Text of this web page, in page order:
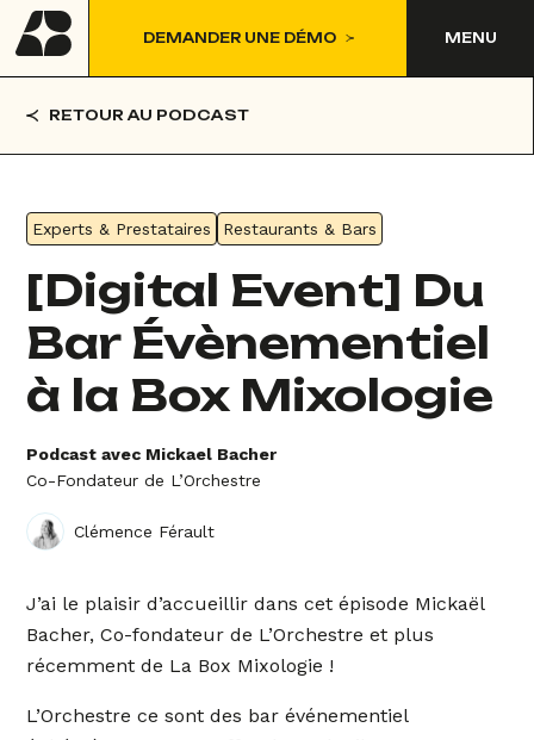
DEMANDER UNE DÉMO MENU
RETOUR AU PODCAST
Experts & Prestataires Restaurants & Bars
[Digital Event] Du
Bar Évènementiel
à la Box Mixologie
Podcast avec Mickael Bacher
Co-Fondateur de L’Orchestre
Clémence Férault
J’ai le plaisir d’accueillir dans cet épisode Mickaël
Bacher, Co-fondateur de L’Orchestre et plus
récemment de La Box Mixologie !
L’Orchestre ce sont des bar événementiel